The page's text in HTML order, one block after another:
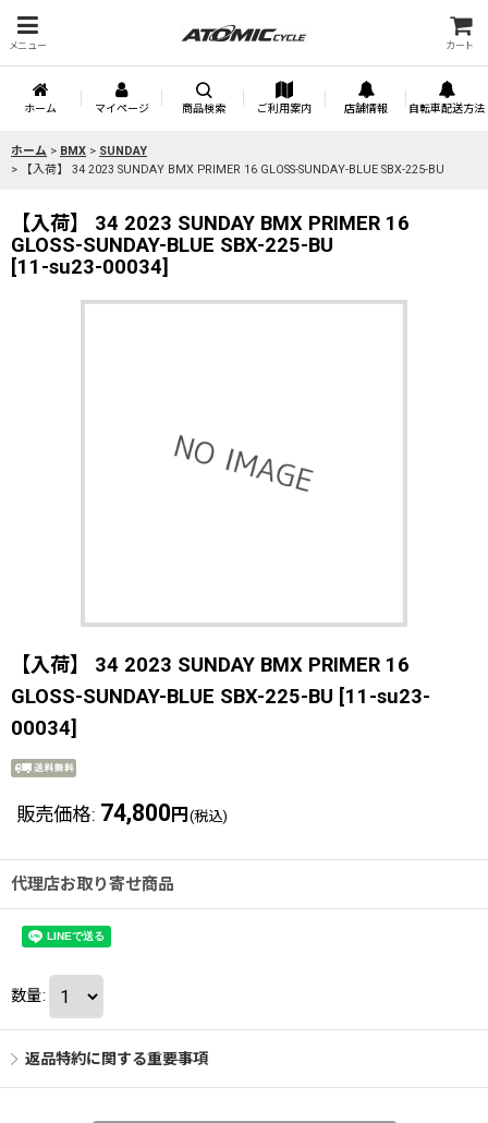
メニュー カート
ホーム マイページ 商品検索 ご利用案内 店舗情報 自転車配送方法
ホーム > BMX > SUNDAY
>
【入荷】 34 2023 SUNDAY BMX PRIMER 16 GLOSS-SUNDAY-BLUE SBX-225-BU
【入荷】 34 2023 SUNDAY BMX PRIMER 16
GLOSS-SUNDAY-BLUE SBX-225-BU
[11-su23-00034]
【入荷】 34 2023 SUNDAY BMX PRIMER 16
GLOSS-SUNDAY-BLUE SBX-225-BU [11-su23-
00034]
販売価格: 74,800 円 (税込)
代理店お取り寄せ商品
数量:
返品特約に関する重要事項